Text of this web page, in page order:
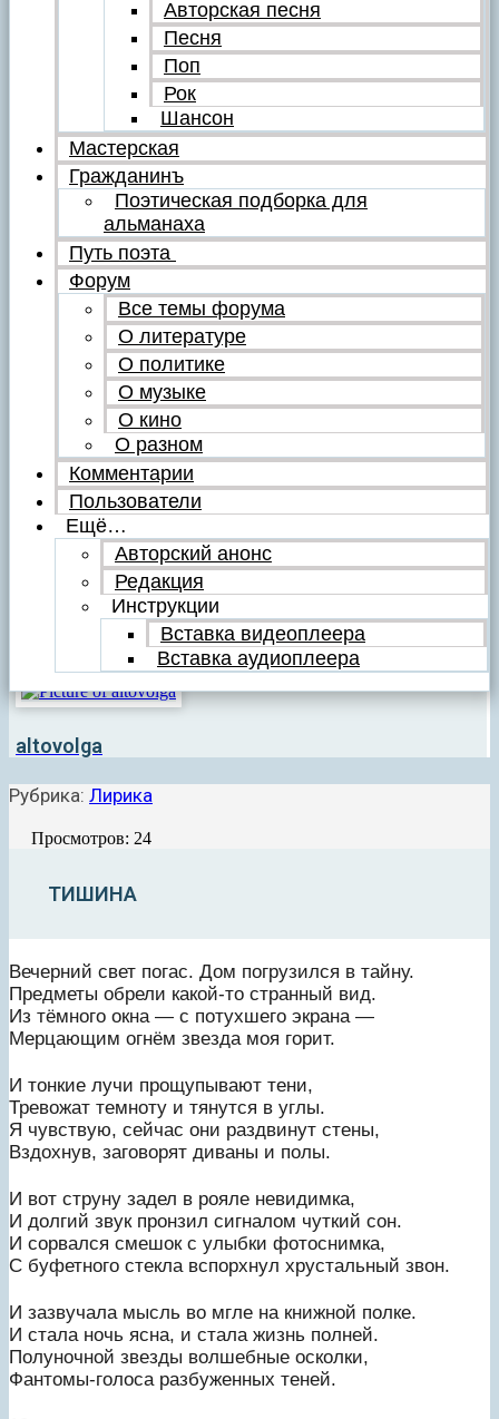
Авторская песня
Песня
Поп
Рок
Шансон
Мастерская
Гражданинъ
Поэтическая подборка для
альманаха
Путь поэта
Форум
Все темы форума
О литературе
О политике
О музыке
О кино
О разном
Комментарии
Пользователи
Ещё…
Авторский анонс
Редакция
Инструкции
Вставка видеоплеера
Вставка аудиоплеера
altovolga
Рубрика: Лирика
Просмотров: 24
ТИШИНА
Вечерний свет погас. Дом погрузился в тайну.
Предметы обрели какой-то странный вид.
Из тёмного окна — с потухшего экрана —
Мерцающим огнём звезда моя горит.
И тонкие лучи прощупывают тени,
Тревожат темноту и тянутся в углы.
Я чувствую, сейчас они раздвинут стены,
Вздохнув, заговорят диваны и полы.
И вот струну задел в рояле невидимка,
И долгий звук пронзил сигналом чуткий сон.
И сорвался смешок с улыбки фотоснимка,
С буфетного стекла вспорхнул хрустальный звон.
И зазвучала мысль во мгле на книжной полке.
И стала ночь ясна, и стала жизнь полней.
Полуночной звезды волшебные осколки,
Фантомы-голоса разбуженных теней.